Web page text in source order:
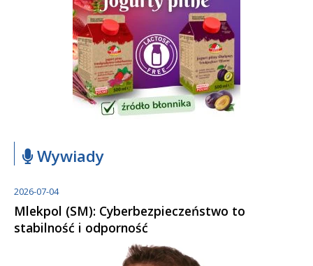
Wywiady
2026-07-04
Mlekpol (SM): Cyberbezpieczeństwo to
stabilność i odporność